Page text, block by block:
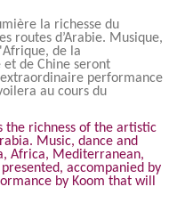
la richesse du
routes d’Arabie. Musique,
de la
de Chine seront
performance
au cours du
the richness of the artistic
Music, dance and
Africa, Mediterranean,
accompanied by
by Koom that will